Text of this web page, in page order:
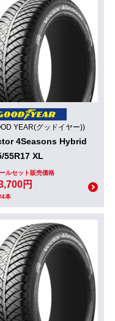
YEAR(グッドイヤー))
4Seasons Hybrid
55R17 XL
ルセット販売価格
円
4本